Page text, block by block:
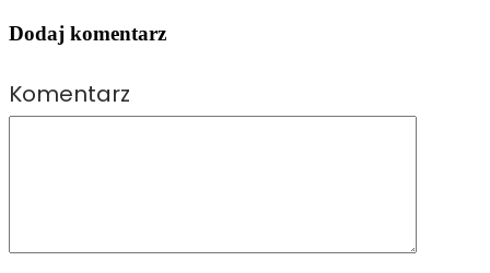
Dodaj komentarz
Komentarz